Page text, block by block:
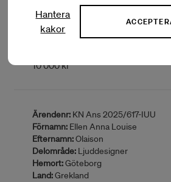
Inbjudande part:
(THOC)
Sammanfattning:Gästspel/visning/
10 000 kr
Ärendenr: KN Ans 2025/617-IUU
Förnamn: Ellen Anna Louise
Efternamn:Olaison
Delområde: Ljuddesigner
Hemort:Göteborg
Land:Grekland
Hantera
kakor